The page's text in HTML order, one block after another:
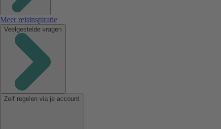
Meer reisinspiratie
Veelgestelde vragen
Zelf regelen via je account